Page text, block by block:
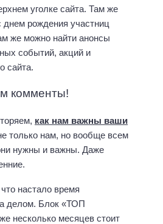
уголке сайта. Там же
рождения участниц
же можно найти анонсы
событий, акций и
сайта.
комменты!
как нам важны ваши
только нам, но вообще всем
нужны и важны. Даже
настало время
делом. Блок «ТОП
несколько месяцев стоит